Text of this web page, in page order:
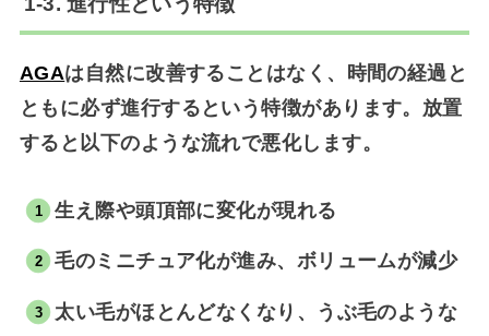
AGAは自然に改善することはなく、
時間の経過と
ともに必ず進行する という特徴があります。放置
すると以下のような流れで悪化します。
生え際や頭頂部に変化が現れる
毛のミニチュア化が進み、ボリュームが減少
太い毛がほとんどなくなり、うぶ毛のような